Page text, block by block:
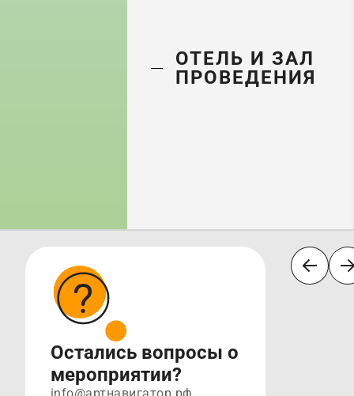
ОТЕЛЬ И ЗАЛ
ПРОВЕДЕНИЯ
Остались вопросы о
мероприятии?